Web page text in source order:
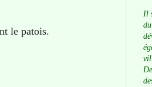
le patois.
Il